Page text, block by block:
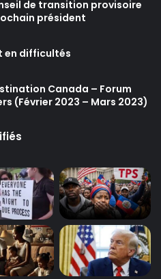
de transition provisoire
président
en difficultés
Canada – Forum
(Février 2023 – Mars 2023)